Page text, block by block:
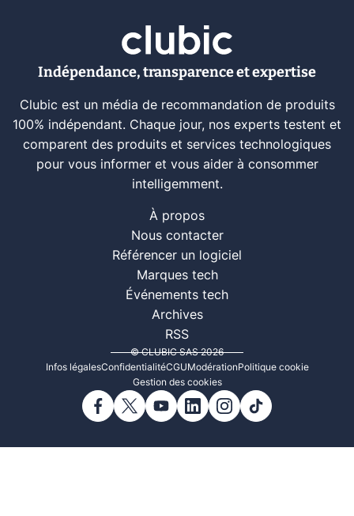
Indépendance, transparence et expertise
Clubic est un média de recommandation de produits
100% indépendant. Chaque jour, nos experts testent et
comparent des produits et services technologiques
pour vous informer et vous aider à consommer
intelligemment.
À propos
Nous contacter
Référencer un logiciel
Marques tech
Événements tech
Archives
RSS
© CLUBIC SAS 2026
Infos légalesConfidentialitéCGUModérationPolitique cookie
Gestion des cookies